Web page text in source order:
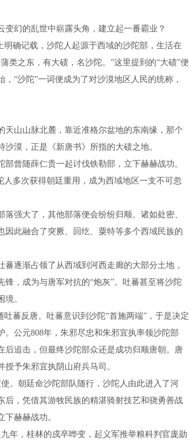
幻的乱世中崭露头角，建立起一番霸业？
确记载，沙陀人起源于西域的沙陀部，生活在
类之东，有大碛，名沙陀。”这里提到的“大碛”便
“沙陀”一词便成为了对沙漠地区人民的统称，
山山脉北麓，靠近准格尔盆地的东南缘，那个
漠，正是《新唐书》所指的大碛之地。
曾随薛仁贵一起讨伐铁勒部，立下赫赫战功。
多次获得朝廷重用，成为西域地区一支不可忽
强大了，其他部落便会纷纷归顺。诸如处密、
此融合了突厥、回纥、粟特等多个西域民族的
逐渐占领了从西域到河西走廊的大部分土地，
，成为与唐军对抗的“炮灰”。吐蕃甚至将沙陀
。
蕃反唐。吐蕃意识到沙陀“首施两端”，于是决定
公元808年，朱邪尽忠和朱邪宜执率领沙陀部
追击，但最终沙陀部众还是成功归顺唐朝。唐
予朱邪宜执阴山府兵马司。
。朝廷命沙陀部队随行，沙陀人由此进入了河
后，凭借其游牧民族的精湛骑射技艺和骁勇善战
赫赫战功。
年，桂林的戍卒哗变，起义军推举粮科判官庞勋